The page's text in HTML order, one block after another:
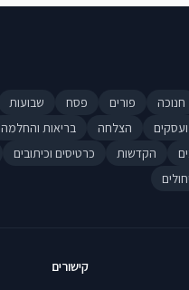
חנוכה פורים פסח שבועות
הצלחה בריאות והחלמה
הקדשות כרטיסים וכיתובים
קישורים